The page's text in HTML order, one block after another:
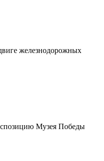
железнодорожных
Музея Победы